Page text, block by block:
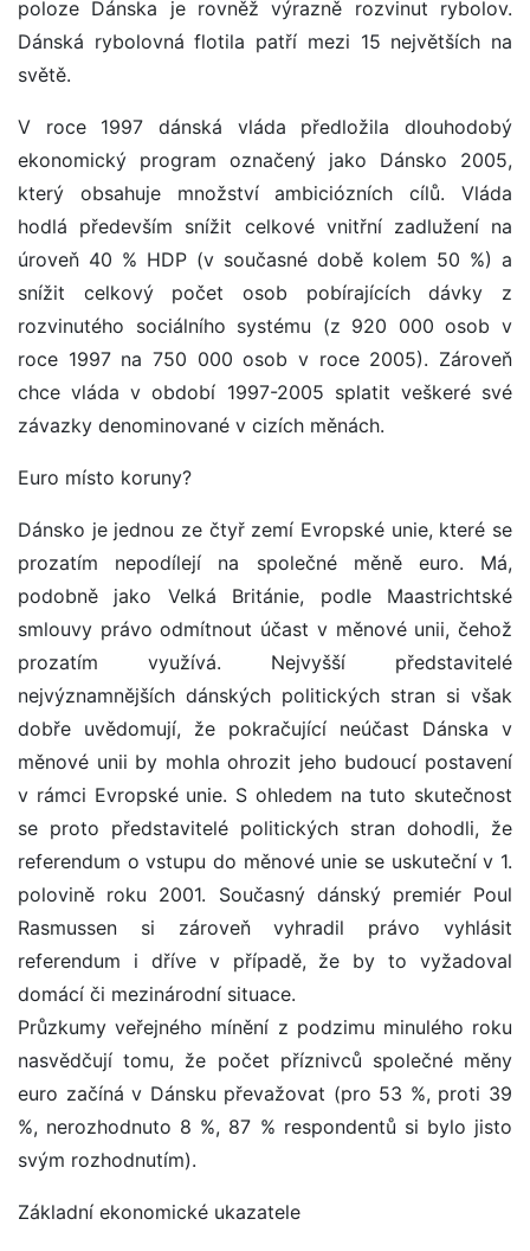
poloze Dánska je rovněž výrazně rozvinut rybolov.
Dánská rybolovná flotila patří mezi 15 největších na
světě.
V roce 1997 dánská vláda předložila dlouhodobý
ekonomický program označený jako Dánsko 2005,
který obsahuje množství ambiciózních cílů. Vláda
hodlá především snížit celkové vnitřní zadlužení na
úroveň 40 % HDP (v současné době kolem 50 %) a
snížit celkový počet osob pobírajících dávky z
rozvinutého sociálního systému (z 920 000 osob v
roce 1997 na 750 000 osob v roce 2005). Zároveň
chce vláda v období 1997-2005 splatit veškeré své
závazky denominované v cizích měnách.
Euro místo koruny?
Dánsko je jednou ze čtyř zemí Evropské unie, které se
prozatím nepodílejí na společné měně euro. Má,
podobně jako Velká Británie, podle Maastrichtské
smlouvy právo odmítnout účast v měnové unii, čehož
prozatím využívá. Nejvyšší představitelé
nejvýznamnějších dánských politických stran si však
dobře uvědomují, že pokračující neúčast Dánska v
měnové unii by mohla ohrozit jeho budoucí postavení
v rámci Evropské unie. S ohledem na tuto skutečnost
se proto představitelé politických stran dohodli, že
referendum o vstupu do měnové unie se uskuteční v 1.
polovině roku 2001. Současný dánský premiér Poul
Rasmussen si zároveň vyhradil právo vyhlásit
referendum i dříve v případě, že by to vyžadoval
domácí či mezinárodní situace.
Průzkumy veřejného mínění z podzimu minulého roku
nasvědčují tomu, že počet příznivců společné měny
euro začíná v Dánsku převažovat (pro 53 %, proti 39
%, nerozhodnuto 8 %, 87 % respondentů si bylo jisto
svým rozhodnutím).
Základní ekonomické ukazatele